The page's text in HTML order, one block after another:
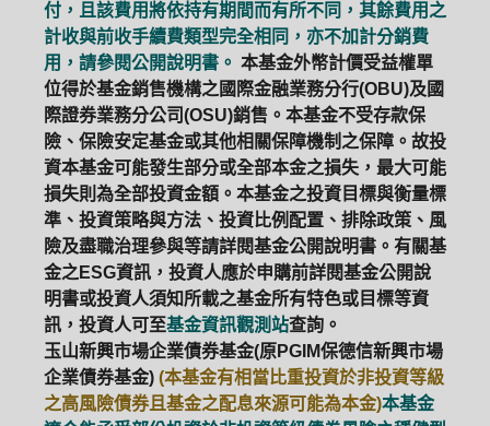
付，且該費用將依持有期間而有所不同，其餘費用之
計收與前收手續費類型完全相同，亦不加計分銷費
用，請參閱公開說明書。 本基金外幣計價受益權單
位得於基金銷售機構之國際金融業務分行(OBU)及國
際證券業務分公司(OSU)銷售。本基金不受存款保
險、保險安定基金或其他相關保障機制之保障。故投
資本基金可能發生部分或全部本金之損失，最大可能
損失則為全部投資金額。本基金之投資目標與衡量標
準、投資策略與方法、投資比例配置、排除政策、風
險及盡職治理參與等請詳閱基金公開說明書。有關基
金之ESG資訊，投資人應於申購前詳閱基金公開說
明書或投資人須知所載之基金所有特色或目標等資
訊，投資人可至基金資訊觀測站查詢。
玉山新興市場企業債券基金(原PGIM保德信新興市場
企業債券基金) (本基金有相當比重投資於非投資等級
之高風險債券且基金之配息來源可能為本金)本基金